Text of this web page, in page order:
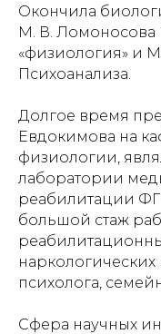
Окончила
М. В. Ломоносова
«физиология» и
Психоанализа.
Долгое время
Евдокимова на
физиологии,
лаборатории
реабилитации
большой стаж
психолога,
Сфера научных